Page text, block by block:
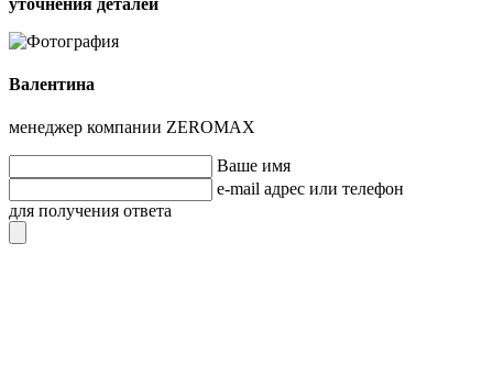
Валентина
менеджер компании ZEROMAX
Ваше имя
e-mail адрес или телефон
для получения ответа